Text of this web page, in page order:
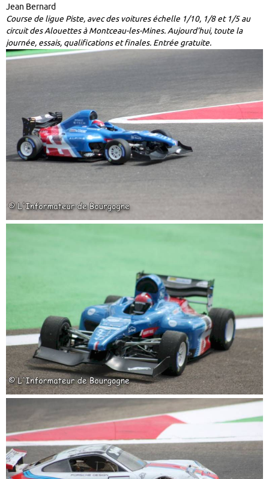
Jean Bernard
Course de ligue Piste, avec des voitures échelle 1/10, 1/8 et 1/5 au
circuit des Alouettes à Montceau-les-Mines. Aujourd’hui, toute la
journée, essais, qualifications et finales. Entrée gratuite.